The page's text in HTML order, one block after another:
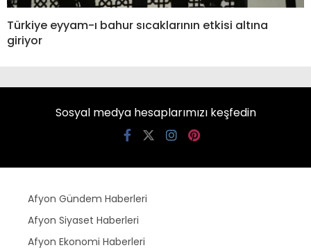
Türkiye eyyam-ı bahur sıcaklarının etkisi altına
giriyor
Sosyal medya hesaplarımızı keşfedin
Afyon Gündem Haberleri
Afyon Siyaset Haberleri
Afyon Ekonomi Haberleri